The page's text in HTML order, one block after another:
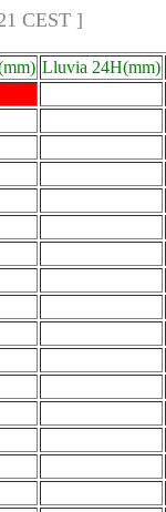
CEST ]
Lluvia 24H(mm)